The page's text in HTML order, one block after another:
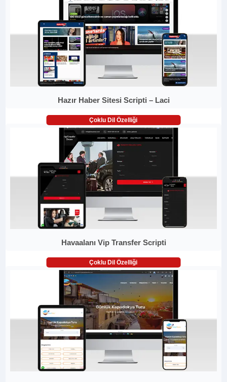
Hazır Haber Sitesi Scripti – Laci
Çoklu Dil Özelliği
Havaalanı Vip Transfer Scripti
Çoklu Dil Özelliği